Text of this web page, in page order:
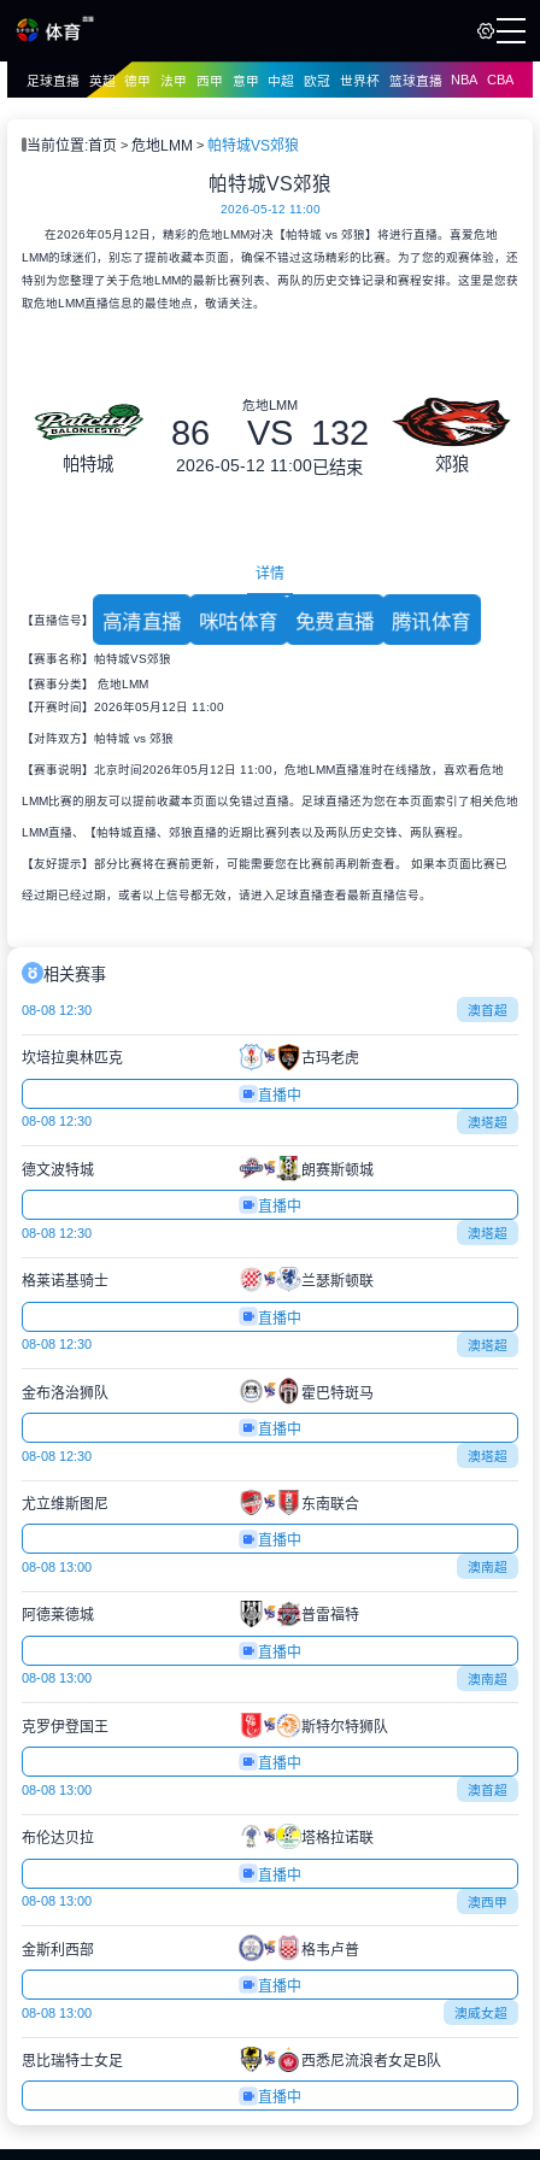
播
足球直播 英超 德甲 法甲 西甲 意甲 中超 欧冠 世界杯 篮球直播 NBA CBA
当前位置:首页 危地LMM 帕特城VS郊狼
帕特城VS郊狼
2026-05-12 11:00
在2026年05月12日，精彩的危地LMM对决【帕特城 vs 郊狼】将进行直播。喜爱危地
LMM的球迷们，别忘了提前收藏本页面，确保不错过这场精彩的比赛。为了您的观赛体验，还
特别为您整理了关于危地LMM的最新比赛列表、两队的历史交锋记录和赛程安排。这里是您获
取危地LMM直播信息的最佳地点，敬请关注。
帕特城
危地LMM
86 VS 132
2026-05-12 11:00已结束 郊狼
详情
【直播信号】 高清直播 咪咕体育 免费直播 腾讯体育
【赛事名称】帕特城VS郊狼
【赛事分类】 危地LMM
【开赛时间】2026年05月12日 11:00
【对阵双方】帕特城 vs 郊狼
【赛事说明】北京时间2026年05月12日 11:00，危地LMM直播准时在线播放，喜欢看危地
LMM比赛的朋友可以提前收藏本页面以免错过直播。足球直播还为您在本页面索引了相关危地
LMM直播、【帕特城直播、郊狼直播的近期比赛列表以及两队历史交锋、两队赛程。
【友好提示】部分比赛将在赛前更新，可能需要您在比赛前再刷新查看。 如果本页面比赛已
经过期已经过期，或者以上信号都无效，请进入足球直播查看最新直播信号。
相关赛事
08-08 12:30 澳首超
坎培拉奥林匹克 古玛老虎
直播中
08-08 12:30 澳塔超
德文波特城 朗赛斯顿城
直播中
08-08 12:30 澳塔超
格莱诺基骑士 兰瑟斯顿联
直播中
08-08 12:30 澳塔超
金布洛治狮队 霍巴特斑马
直播中
08-08 12:30 澳塔超
尤立维斯图尼 东南联合
直播中
08-08 13:00 澳南超
阿德莱德城 普雷福特
直播中
08-08 13:00 澳南超
克罗伊登国王 斯特尔特狮队
直播中
08-08 13:00 澳首超
布伦达贝拉 塔格拉诺联
直播中
08-08 13:00 澳西甲
金斯利西部 格韦卢普
直播中
08-08 13:00 澳威女超
思比瑞特士女足 西悉尼流浪者女足B队
直播中